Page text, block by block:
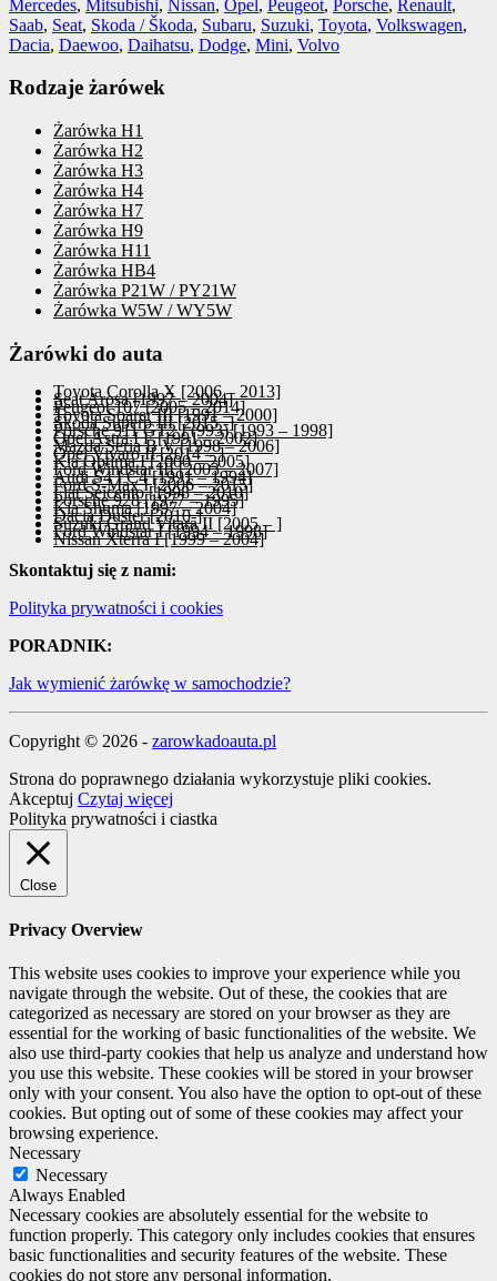
Mercedes, Mitsubishi, Nissan, Opel , Peugeot, Porsche, Renault,
Saab, Seat, Skoda / Škoda, Subaru, Suzuki, Toyota, Volkswagen,
Dacia, Daewoo, Daihatsu, Dodge, Mini, Volvo
Rodzaje żarówek
Żarówka H1
Żarówka H2
Żarówka H3
Żarówka H4
Żarówka H7
Żarówka H9
Żarówka H11
Żarówka HB4
Żarówka P21W / PY21W
Żarówka W5W / WY5W
Żarówki do auta
Toyota Corolla X [2006 – 2013]
Seat Arosa [1997 – 2004]
Peugeot 107 [2005 – 2014]
Toyota Soarer III [1991 – 2000]
Skoda Superb III [2015 -]
Porsche 911 GT2 I (993) [1993 – 1998]
Opel Astra I F [1991 – 2002]
Mazda Seria B V [1998 – 2006]
Opel Vivaro II [2014 – ]
Kia Optima I [2000 – 2005]
Ford Windstar III [2003 – 2007]
Audi S4 I C4 [1991 – 1994]
Ford S-Max I [2006 – 2015]
Fiat Seicento [1998 – 2010]
Porsche 928 [1977 – 1995]
Kia Shuma [1997 – 2004]
Dacia Duster [2010-]
Suzuki Grand Vitara II [2005 – ]
Ford Windstar I [1994 – 1998]
Nissan Xterra I [1999 – 2004]
Skontaktuj się z nami:
Polityka prywatności i cookies
PORADNIK:
Jak wymienić żarówkę w samochodzie?
Copyright © 2026 - zarowkadoauta.pl
Strona do poprawnego działania wykorzystuje pliki cookies.
Akceptuj Czytaj więcej
Polityka prywatności i ciastka
Close
Privacy Overview
This website uses cookies to improve your experience while you
navigate through the website. Out of these, the cookies that are
categorized as necessary are stored on your browser as they are
essential for the working of basic functionalities of the website. We
also use third-party cookies that help us analyze and understand how
you use this website. These cookies will be stored in your browser
only with your consent. You also have the option to opt-out of these
cookies. But opting out of some of these cookies may affect your
browsing experience.
Necessary
Necessary
Always Enabled
Necessary cookies are absolutely essential for the website to
function properly. This category only includes cookies that ensures
basic functionalities and security features of the website. These
cookies do not store any personal information.